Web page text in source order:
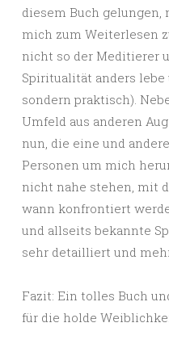
diesem Buch
mich zum Weiterlesen
nicht so der Meditierer
Spiritualität anders
sondern praktisch).
Umfeld aus anderen
nun, die eine und
Personen um mich
nicht nahe stehen, mit
wann konfrontiert
und allseits bekannte
sehr detailliert und
Fazit: Ein tolles Buch
für die holde